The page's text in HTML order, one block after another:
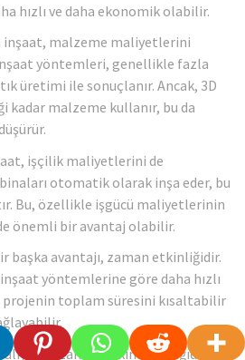
hızlı ve daha ekonomik olabilir.
inşaat, malzeme maliyetlerini
yöntemleri, genellikle fazla
üretimi ile sonuçlanır. Ancak, 3D
kadar malzeme kullanır, bu da
işçilik maliyetlerini de
otomatik olarak inşa eder, bu
Bu, özellikle işgücü maliyetlerinin
önemli bir avantaj olabilir.
başka avantajı, zaman etkinliğidir.
yöntemlerine göre daha hızlı
projenin toplam süresini kısaltabilir
ve zaman etkinliği aşağıdaki